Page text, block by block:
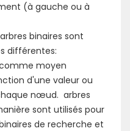
(à gauche ou à
binaires sont
différentes:
moyen
d'une valeur ou
nœud. arbres
sont utilisés pour
de recherche et